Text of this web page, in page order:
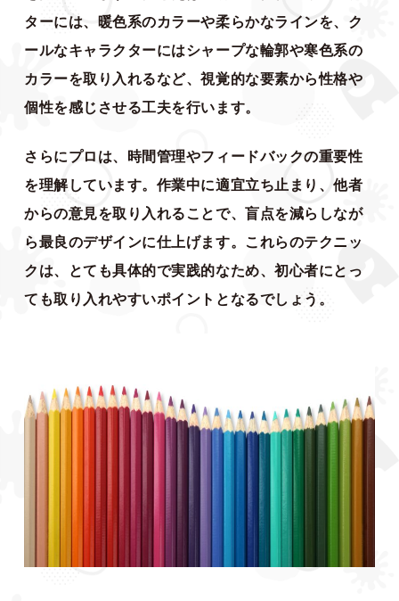
ターには、暖色系のカラーや柔らかなラインを、ク
ールなキャラクターにはシャープな輪郭や寒色系の
カラーを取り入れるなど、視覚的な要素から性格や
個性を感じさせる工夫を行います。
さらにプロは、時間管理やフィードバックの重要性
を理解しています。作業中に適宜立ち止まり、他者
からの意見を取り入れることで、盲点を減らしなが
ら最良のデザインに仕上げます。これらのテクニッ
クは、とても具体的で実践的なため、初心者にとっ
ても取り入れやすいポイントとなるでしょう。